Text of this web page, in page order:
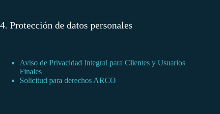
4. Protección de datos personales
Aviso de Privacidad Integral para Clientes y Usuarios
Finales
Solicitud para derechos ARCO